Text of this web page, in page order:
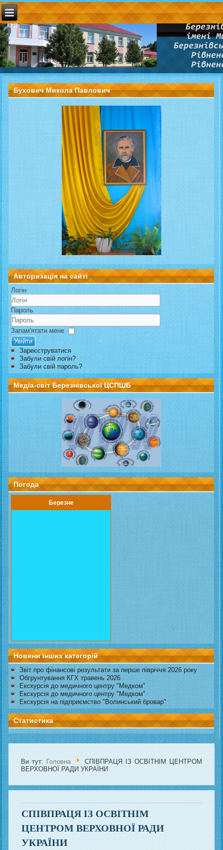
Бухович Микола Павлович
Авторизація на сайті
Логін
Пароль
Запам'ятати мене
Увійти
Зареєструватися
Забули свій логін?
Забули свій пароль?
Медіа-світ Березнівської ЦСПШБ
Погода
Березне
Новини інших категорій
Звіт про фінансові результати за перше півріччя 2026 року
Обгрунтування КГХ травень 2026
Екскурсія до медичного центру "Медком"
Екскурсія до медичного центру "Медком"
Екскурсія на підприємство "Волинський бровар"
Статистика
Ви тут: Головна
СПІВПРАЦЯ ІЗ ОСВІТНІМ ЦЕНТРОМ
ВЕРХОВНОЇ РАДИ УКРАЇНИ
СПІВПРАЦЯ ІЗ ОСВІТНІМ
ЦЕНТРОМ ВЕРХОВНОЇ РАДИ
УКРАЇНИ